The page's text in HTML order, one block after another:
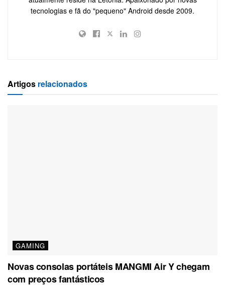
tecnologias e fã do "pequeno" Android desde 2009.
Artigos relacionados
GAMING
Novas consolas portáteis MANGMI Air Y chegam
com preços fantásticos